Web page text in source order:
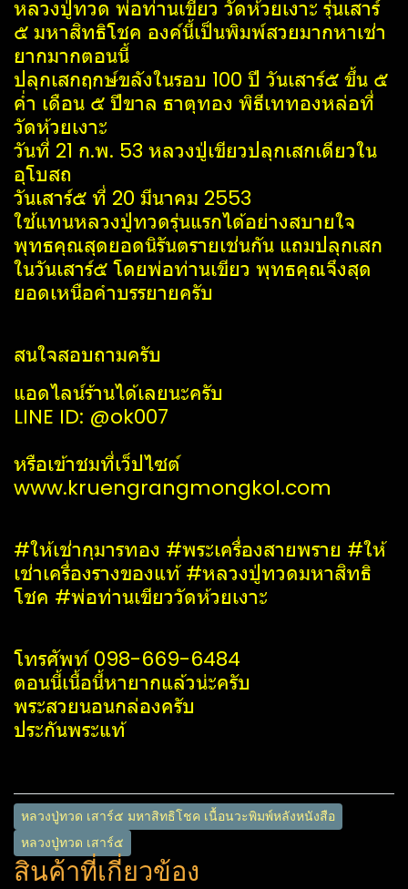
หลวงปู่ทวด พ่อท่านเขียว วัดห้วยเงาะ รุ่นเสาร์
๕ มหาสิทธิโชค องค์นี้เป็นพิมพ์สวยมากหาเช่า
ยากมากตอนนี้
ปลุกเสกฤกษ์ขลังในรอบ 100 ปี วันเสาร์๕ ขึ้น ๕
ค่ำ เดือน ๕ ปีขาล ธาตุทอง พิธีเททองหล่อที่
วัดห้วยเงาะ
วันที่ 21 ก.พ. 53 หลวงปู่เขียวปลุกเสกเดียวใน
อุโบสถ
วันเสาร์๕ ที่ 20 มีนาคม 2553
ใช้แทนหลวงปู่ทวดรุ่นแรกได้อย่างสบายใจ
พุทธคุณสุดยอดนิรันตรายเช่นกัน แถมปลุกเสก
ในวันเสาร์๕ โดยพ่อท่านเขียว พุทธคุณจึงสุด
ยอดเหนือคำบรรยายครับ
สนใจสอบถามครับ
แอดไลน์ร้านได้เลยนะครับ
LINE​ ID: @ok007
หรือเข้าชมที่เว็ปไซต์
www.kruengrangmongkol.com
#ให้เช่ากุมารทอง #พระเครื่องสายพราย #ให้
เช่าเครื่องรางของแท้ #หลวงปู่ทวดมหาสิทธิ
โชค #พ่อท่านเขียววัดห้วยเงาะ
โทรศัพท์​ 098-669-6484​
ตอนนี้เนื้อนี้หายากแล้วน่ะครับ
พระสวยนอนกล่องครับ
ประกันพระแท้
หลวงปู่ทวด เสาร์๕ มหาสิทธิโชค เนื้อนวะพิมพ์หลังหนังสือ
หลวงปู่ทวด เสาร์๕
สินค้าที่เกี่ยวข้อง